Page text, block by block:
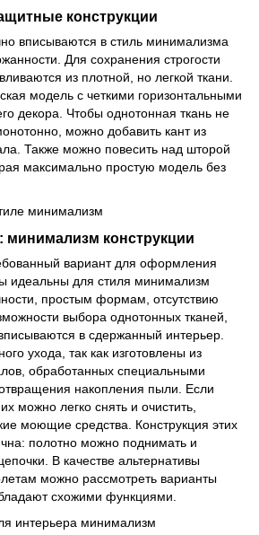
конструкции
вписываются в стиль минимализма
Для сохранения строгости
из плотной, но легкой ткани.
модель с четкими горизонтальными
декора. Чтобы однотонная ткань не
можно добавить кант из
Также можно повесить над шторой
максимально простую модель без
конструкции
вариант для оформления
идеальны для стиля минимализм
простым формам, отсутствию
выбора однотонных тканей,
в сдержанный интерьер.
ухода, так как изготовлены из
обработанных специальными
накопления пыли. Если
можно легко снять и очистить,
моющие средства. Конструкция этих
полотно можно поднимать и
В качестве альтернативы
можно рассмотреть варианты
схожими функциями.